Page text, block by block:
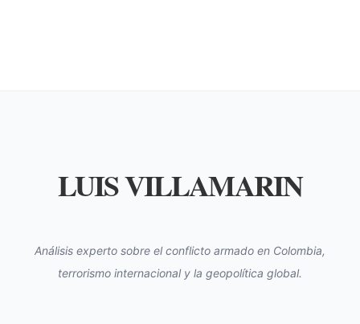
LUIS VILLAMARIN
Análisis experto sobre el conflicto armado en Colombia,
terrorismo internacional y la geopolítica global.